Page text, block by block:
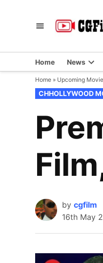
Home News
Home » Upcoming Movie
POSTED
IN
CHHOLLYWOOD
by cgfilm
16th May